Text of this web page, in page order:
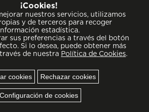
de NOVO
programa internacional que
en el sector
¡Cookies!
nuestros servicios, utilizamos
y de terceros para recoger
estadística.
sus preferencias a través del botón
Si lo desea, puede obtener más
de nuestra Política de Cookies.
cookies Rechazar cookies
Configuración de cookies